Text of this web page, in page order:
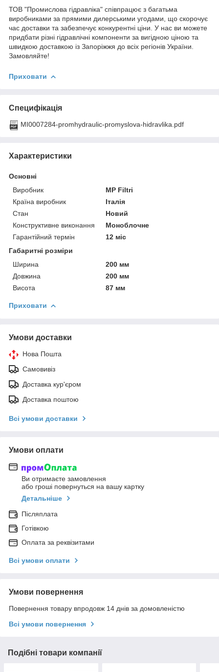
ТОВ "Промислова гідравліка" співпрацює з багатьма
виробниками за прямими дилерськими угодами, що скорочує
час доставки та забезпечує конкурентні ціни. У нас ви можете
придбати різні гідравлічні компоненти за вигідною ціною та
швидкою доставкою із Запоріжжя до всіх регіонів України.
Замовляйте!
Приховати
Специфікація
MI0007284-promhydraulic-promyslova-hidravlika.pdf
Характеристики
Основні
Виробник
MP Filtri
Країна виробник
Італія
Стан
Новий
Конструктивне виконання
Моноблочне
Гарантійний термін
12 міс
Габаритні розміри
Ширина
200 мм
Довжина
200 мм
Висота
87 мм
Приховати
Умови доставки
Нова Пошта
Самовивіз
Доставка кур'єром
Доставка поштою
Всі умови доставки
Умови оплати
Ви отримаєте замовлення
або гроші повернуться на вашу картку
Детальніше
Післяплата
Готівкою
Оплата за реквізитами
Всі умови оплати
Умови повернення
Повернення товару впродовж 14 днів за домовленістю
Всі умови повернення
Подібні товари компанії